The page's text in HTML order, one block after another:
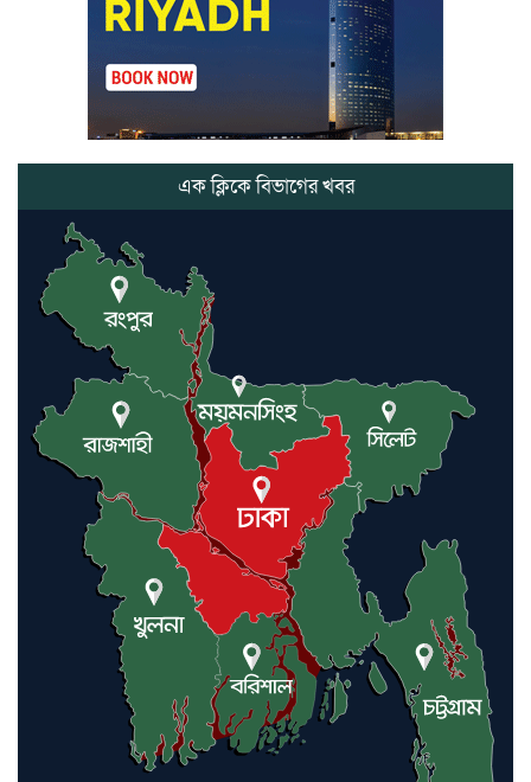
লাউয়াছড়া জাতীয় উদ্যানের সিএমসি
হিসাবরক্ষক আবজালুল হকের
মৃত্যুতে,এলাকায় শোকের ছায়া
ভোলাগঞ্জ স্থলবন্দরে এলসি আটকে
হয়রানির অভিযোগ, বিএনপির সাবেক
সভাপতির
গলিত মরদেহ উদ্ধার
লন্ডনে আদমপুর ইউনাইটেড কলেজ
বাস্তবায়ন নিয়ে আলোচনা সভা
আন্তর্জাতিক মানবাধিকার সম্মেলনে
বিশেষ সম্মাননা পেলেন ফারুক খাঁন,
শ্রীমঙ্গলে সংবর্ধনা
এক ক্লিকে বিভাগের খবর